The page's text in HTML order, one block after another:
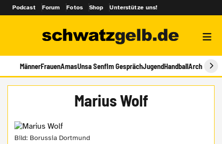
Podcast Forum Fotos Shop Unterstütze uns!
MännerFrauenAmasUnsa SenfIm GesprächJugendHandballArchiv
Marius Wolf
Bild: Borussia Dortmund